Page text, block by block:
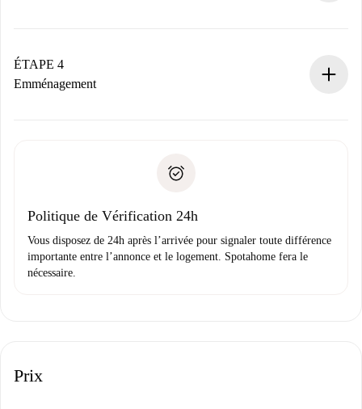
contact avec le propriétaire.
Si refusé : aucun prélèvement et nous vous proposerons
Justificatif de solvabilité
ÉTAPE 4
Emménagement
uniquement si aucun problème n'est signalé.
Politique de Vérification 24h
Vous disposez de 24h après l’arrivée pour signaler toute différence
importante entre l’annonce et le logement. Spotahome fera le
nécessaire.
Prix